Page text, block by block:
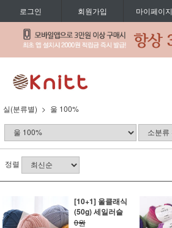
로그인 회원가입 마이페이지
실(분류별) 울 100%
정렬
[10+1] 울클래식
(50g) 세일러슬
0원